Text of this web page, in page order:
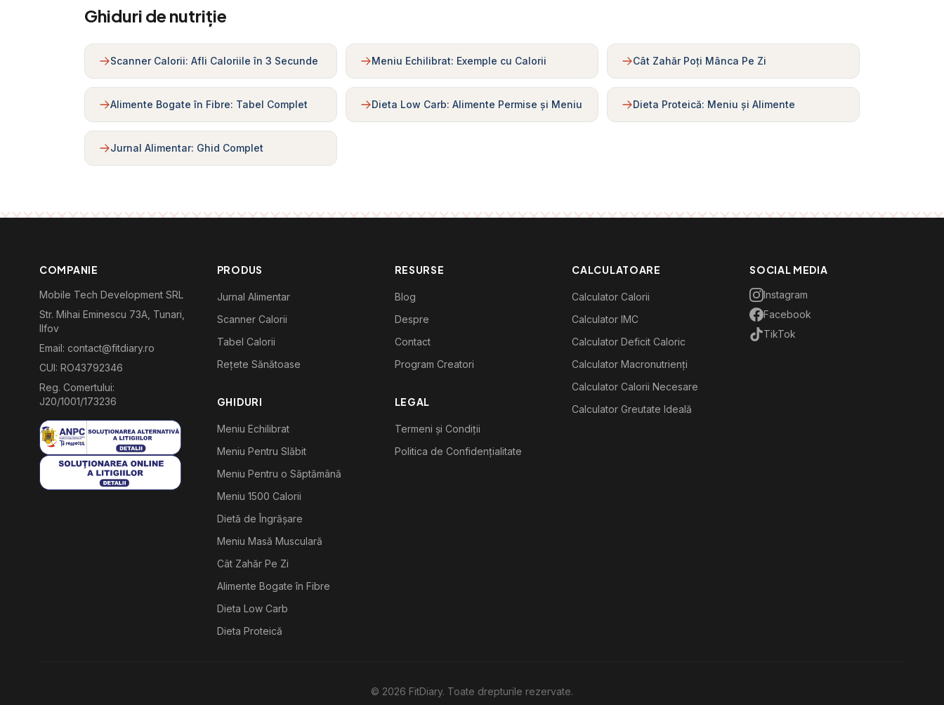
Ghiduri de nutriție
Scanner Calorii: Afli Caloriile în 3 Secunde Meniu Echilibrat: Exemple cu Calorii Cât Zahăr Poți Mânca Pe Zi
Alimente Bogate în Fibre: Tabel Complet Dieta Low Carb: Alimente Permise și Meniu Dieta Proteică: Meniu și Alimente
Jurnal Alimentar: Ghid Complet
COMPANIE
Mobile Tech Development SRL
Str. Mihai Eminescu 73A, Tunari,
Ilfov
Email: contact@fitdiary.ro
CUI: RO43792346
Reg. Comertului:
J20/1001/173236
PRODUS
Jurnal Alimentar
Scanner Calorii
Tabel Calorii
Rețete Sănătoase
GHIDURI
Meniu Echilibrat
Meniu Pentru Slăbit
Meniu Pentru o Săptămână
Meniu 1500 Calorii
Dietă de Îngrășare
Meniu Masă Musculară
Cât Zahăr Pe Zi
Alimente Bogate în Fibre
Dieta Low Carb
Dieta Proteică
RESURSE
Blog
Despre
Contact
Program Creatori
LEGAL
Termeni și Condiții
Politica de Confidențialitate
CALCULATOARE
Calculator Calorii
Calculator IMC
Calculator Deficit Caloric
Calculator Macronutrienți
Calculator Calorii Necesare
Calculator Greutate Ideală
SOCIAL MEDIA
Instagram
Facebook
TikTok
© 2026 FitDiary. Toate drepturile rezervate.